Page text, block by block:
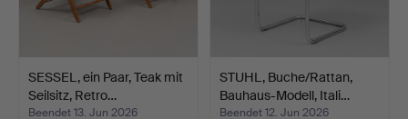
SESSEL, ein Paar, Teak mit
Seilsitz, Retro…
Beendet 13. Jun 2026
STUHL, Buche/Rattan,
Bauhaus-Modell, Itali…
Beendet 12. Jun 2026